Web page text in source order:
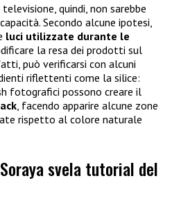
quindi, non sarebbe
Secondo alcune ipotesi,
luci utilizzate durante le
la resa dei prodotti sul
può verificarsi con alcuni
riflettenti come la silice:
fotografici possono creare il
, facendo apparire alcune zone
rispetto al colore naturale
svela tutorial del